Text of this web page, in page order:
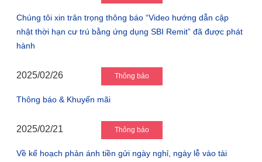
Chúng tôi xin trân trọng thông báo “Video hướng dẫn cập
nhật thời hạn cư trú bằng ứng dụng SBI Remit” đã được phát
hành
2025/02/26 Thông báo
Thông báo & Khuyến mãi
2025/02/21 Thông báo
Về kế hoạch phản ánh tiền gửi ngày nghỉ, ngày lễ vào tài